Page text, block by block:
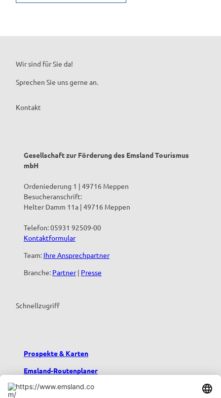
Wir sind für Sie da!
Sprechen Sie uns gerne an.
Kontakt
Gesellschaft zur Förderung des Emsland Tourismus
mbH
Ordeniederung 1 | 49716 Meppen
Besucheranschrift:
Helter Damm 11a | 49716 Meppen
Telefon: 05931 92509-00
Kontaktformular
Team: Ihre Ansprechpartner
Branche: Partner| Presse
Schnellzugriff
Prospekte & Karten
Emsland-Routenplaner
Emsland-Blog